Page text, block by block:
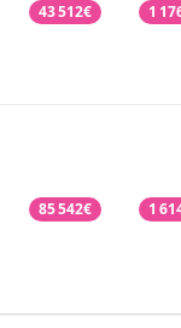
43 512€ 1
85 542€ 1